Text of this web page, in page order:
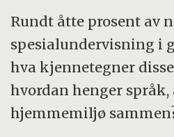
Rundt åtte prosent av
spesialundervisning i
hva kjennetegner
hvordan henger språk,
hjemmemiljø